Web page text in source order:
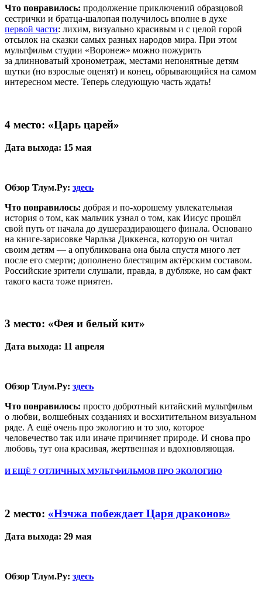
Что понравилось: продолжение приключений образцовой
сестрички и братца-шалопая получилось вполне в духе
первой части: лихим, визуально красивым и с целой горой
отсылок на сказки самых разных народов мира. При этом
мультфильм студии «Воронеж» можно пожурить
за длинноватый хронометраж, местами непонятные детям
шутки (но взрослые оценят) и конец, обрывающийся на самом
интересном месте. Теперь следующую часть ждать!
4 место: «Царь царей»
Дата выхода: 15 мая
Обзор Тлум.Ру: здесь
Что понравилось: добрая и по-хорошему увлекательная
история о том, как мальчик узнал о том, как Иисус прошёл
свой путь от начала до душераздирающего финала. Основано
на книге-зарисовке Чарльза Диккенса, которую он читал
своим детям — а опубликована она была спустя много лет
после его смерти; дополнено блестящим актёрским составом.
Российские зрители слушали, правда, в дубляже, но сам факт
такого каста тоже приятен.
3 место: «Фея и белый кит»
Дата выхода: 11 апреля
Обзор Тлум.Ру: здесь
Что понравилось: просто добротный китайский мультфильм
о любви, волшебных созданиях и восхитительном визуальном
ряде. А ещё очень про экологию и то зло, которое
человечество так или иначе причиняет природе. И снова про
любовь, тут она красивая, жертвенная и вдохновляющая.
И ЕЩЁ 7 ОТЛИЧНЫХ МУЛЬТФИЛЬМОВ ПРО ЭКОЛОГИЮ
2 место: «Нэчжа побеждает Царя драконов»
Дата выхода: 29 мая
Обзор Тлум.Ру: здесь